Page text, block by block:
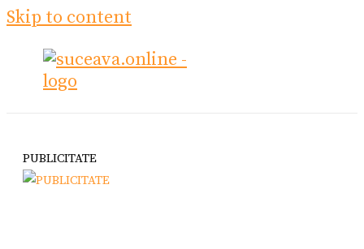
Skip to content
PUBLICITATE